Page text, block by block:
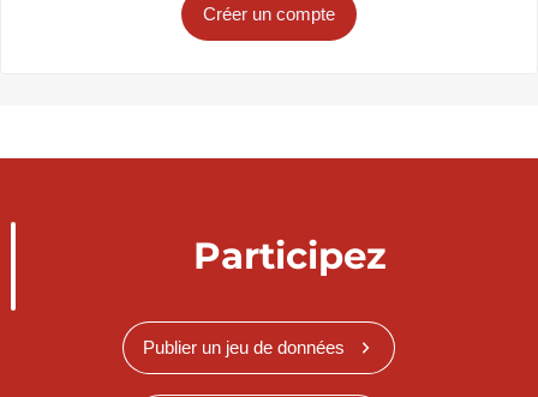
Créer un compte
Participez
Publier un jeu de données